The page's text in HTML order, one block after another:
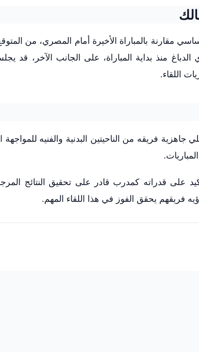
مقارنة بالمباراة الأخيرة أمام المصري، من
منذ بداية المباراة، على الجانب الآخر، قد
اللقاء.
فريقه من الناحيتين البدنية والفنيه للمواجهة
على قدراته كمدرب قادر على تحقيق النتائج
فريقهم يحقق الفوز في هذا اللقاء المهم.